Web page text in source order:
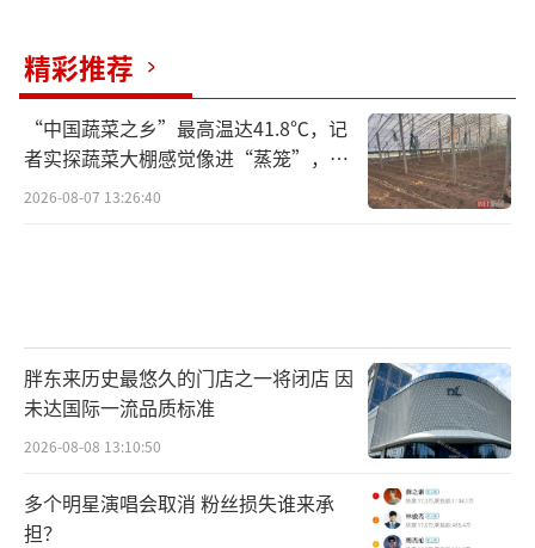
精彩推荐
“中国蔬菜之乡”最高温达41.8℃，记
者实探蔬菜大棚感觉像进“蒸笼”，有
村民称只能凌晨两点起来干活
2026-08-07 13:26:40
胖东来历史最悠久的门店之一将闭店 因
未达国际一流品质标准
2026-08-08 13:10:50
多个明星演唱会取消 粉丝损失谁来承
担？